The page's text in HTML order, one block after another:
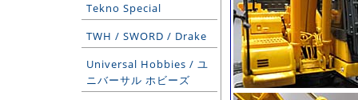
Tekno Special
TWH / SWORD / Drake
Universal Hobbies / ユ
ニバーサル ホビーズ